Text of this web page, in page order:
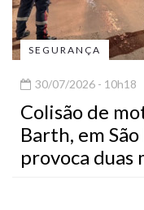
SEGURANÇA
30/07/2026 - 10h18
Colisão de
Barth, em
provoca duas